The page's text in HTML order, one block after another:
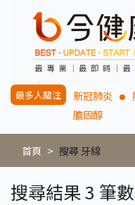
最多人關注 新冠肺炎
膽固醇
首頁 搜尋 牙線
搜尋結果 3 筆數